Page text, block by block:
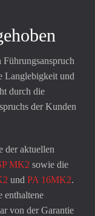
Langlebigkeit und
durch die
der Kunden
der aktuellen
MK2 sowie die
und PA 16MK2.
enthaltene
von der Garantie